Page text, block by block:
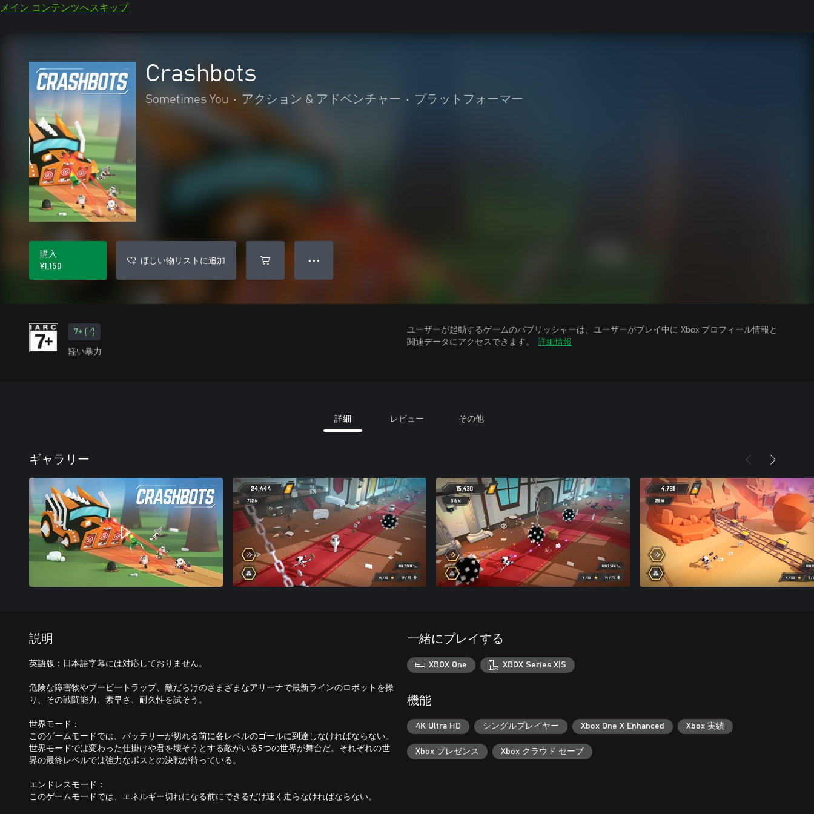
メイン コンテンツへスキップ
Crashbots
Sometimes You • アクション & アドベンチャー • プラットフォーマー
購入
¥1,150
ほしい物リストに追加 ● ● ●
7+
軽い暴力
ユーザーが起動するゲームのパブリッシャーは、ユーザーがプレイ中に Xbox プロフィール情報と
関連データにアクセスできます。
詳細情報
詳細 レビュー その他
ギャラリー
説明
英語版：日本語字幕には対応しておりません。
危険な障害物やブービートラップ、敵だらけのさまざまなアリーナで最新ラインのロボットを操
り、その戦闘能力、素早さ、耐久性を試そう。
世界モード：
このゲームモードでは、バッテリーが切れる前に各レベルのゴールに到達しなければならない。
世界モードでは変わった仕掛けや君を壊そうとする敵がいる5つの世界が舞台だ。それぞれの世
界の最終レベルでは強力なボスとの決戦が待っている。
エンドレスモード：
このゲームモードでは、エネルギー切れになる前にできるだけ速く走らなければならない。
一緒にプレイする
XBOX One XBOX Series X|S
機能
4K Ultra HD シングルプレイヤー Xbox One X Enhanced Xbox 実績
Xbox プレゼンス Xbox クラウド セーブ